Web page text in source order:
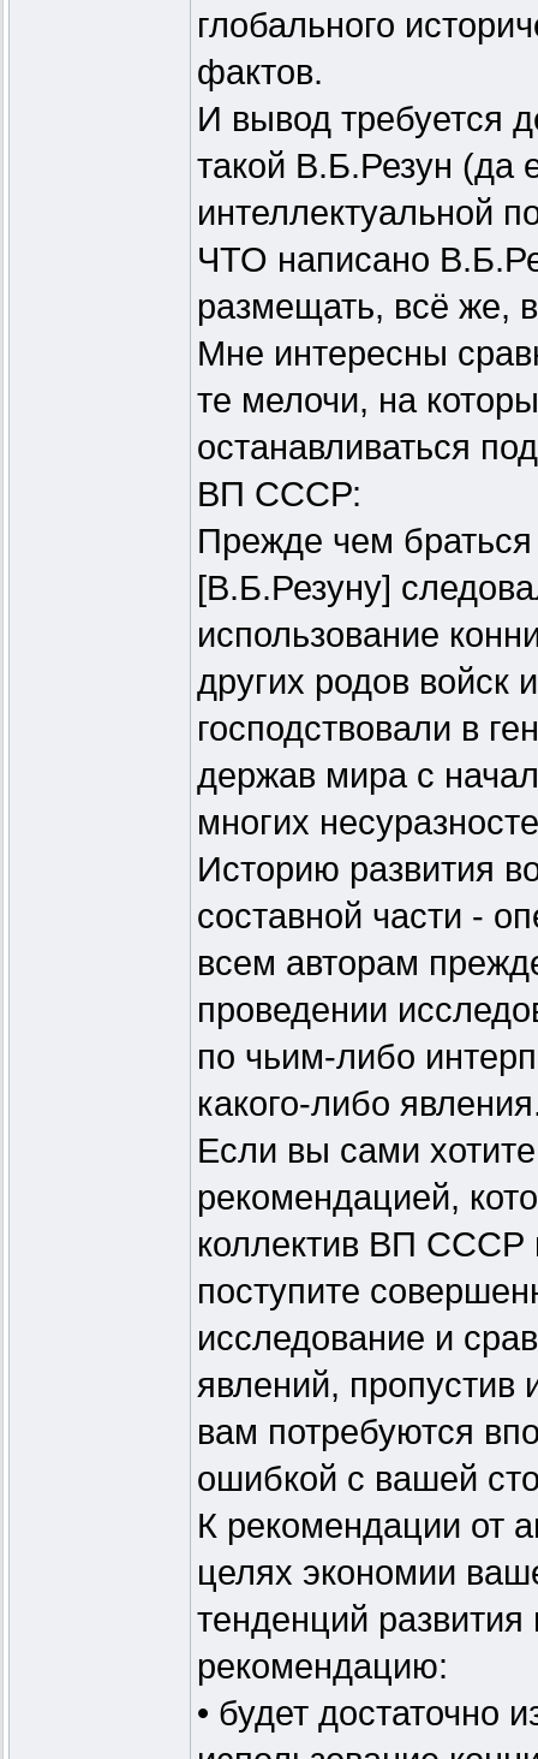
глобального
фактов.
И вывод требуется
такой В.Б.Резун (да
интеллектуальной
ЧТО написано
размещать, всё же,
Мне интересны
те мелочи, на
останавливаться
ВП СССР:
Прежде чем браться
[В.Б.Резуну]
использование
других родов войск
господствовали в
держав мира с
многих
Историю развития
составной части -
всем авторам
проведении
по чьим-либо
какого-либо
Если вы сами
рекомендацией,
коллектив ВП СССР
поступите
исследование и
явлений, пропустив
вам потребуются
ошибкой с вашей
К рекомендации от
целях экономии
тенденций
рекомендацию:
• будет достаточно